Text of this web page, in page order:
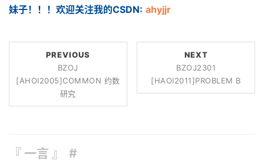
妹子！！！欢迎关注我的CSDN: ahyjjr
PREVIOUS
BZOJ
[AHOI2005]COMMON 约数
研究
NEXT
BZOJ2301
[HAOI2011]PROBLEM B
『 一言 』